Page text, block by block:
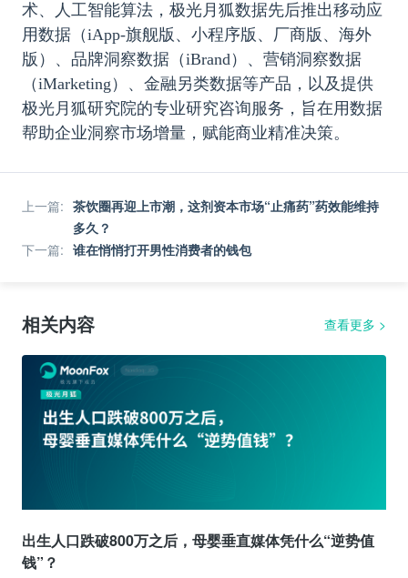
术、人工智能算法，极光月狐数据先后推出移动应
用数据（iApp-旗舰版、小程序版、厂商版、海外
版）、品牌洞察数据（iBrand）、营销洞察数据
（iMarketing）、金融另类数据等产品，以及提供
极光月狐研究院的专业研究咨询服务，旨在用数据
帮助企业洞察市场增量，赋能商业精准决策。
上一篇: 茶饮圈再迎上市潮，这剂资本市场“止痛药”药效能维持
多久？
下一篇: 谁在悄悄打开男性消费者的钱包
相关内容 查看更多 >
出生人口跌破800万之后，母婴垂直媒体凭什么“逆势值
钱”？